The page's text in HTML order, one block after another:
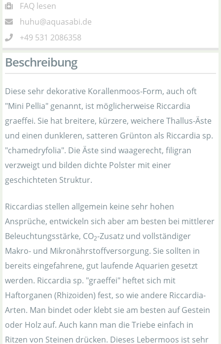
FAQ lesen
huhu@aquasabi.de
+49 531 2086358
Beschreibung
Diese sehr dekorative Korallenmoos-Form, auch oft
"Mini Pellia" genannt, ist möglicherweise Riccardia
graeffei. Sie hat breitere, kürzere, weichere Thallus-Äste
und einen dunkleren, satteren Grünton als Riccardia sp.
"chamedryfolia". Die Äste sind waagerecht, filigran
verzweigt und bilden dichte Polster mit einer
geschichteten Struktur.
Riccardias stellen allgemein keine sehr hohen
Ansprüche, entwickeln sich aber am besten bei mittlerer
Beleuchtungsstärke, CO2-Zusatz und vollständiger
Makro- und Mikronährstoffversorgung. Sie sollten in
bereits eingefahrene, gut laufende Aquarien gesetzt
werden. Riccardia sp. "graeffei" heftet sich mit
Haftorganen (Rhizoiden) fest, so wie andere Riccardia-
Arten. Man bindet oder klebt sie am besten auf Gestein
oder Holz auf. Auch kann man die Triebe einfach in
Ritzen von Steinen drücken. Dieses Lebermoos ist sehr